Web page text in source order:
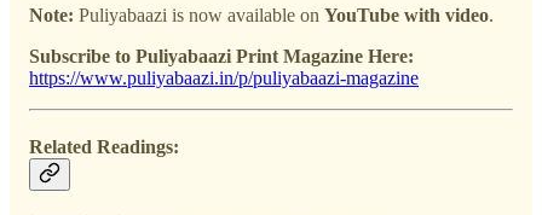
Note: Puliyabaazi is now available on YouTube with video.
Subscribe to Puliyabaazi Print Magazine Here:
https://www.puliyabaazi.in/p/puliyabaazi-magazine
Related Readings: